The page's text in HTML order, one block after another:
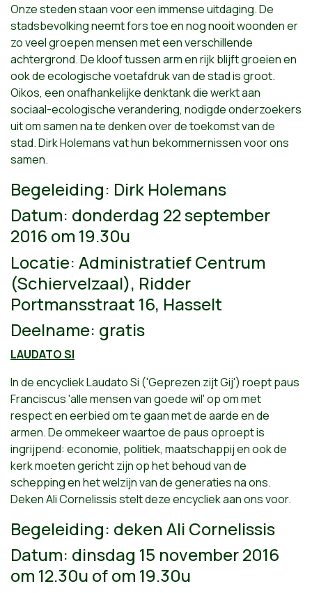
Onze steden staan voor een immense uitdaging. De
stadsbevolking neemt fors toe en nog nooit woonden er
zo veel groepen mensen met een verschillende
achtergrond. De kloof tussen arm en rijk blijft groeien en
ook de ecologische voetafdruk van de stad is groot.
Oikos, een onafhankelijke denktank die werkt aan
sociaal-ecologische verandering, nodigde onderzoekers
uit om samen na te denken over de toekomst van de
stad. Dirk Holemans vat hun bekommernissen voor ons
samen.
Begeleiding: Dirk Holemans
Datum: donderdag 22 september
2016 om 19.30u
Locatie: Administratief Centrum
(Schiervelzaal), Ridder
Portmansstraat 16, Hasselt
Deelname: gratis
LAUDATO SI
In de encycliek Laudato Si ('Geprezen zijt Gij') roept paus
Franciscus 'alle mensen van goede wil' op om met
respect en eerbied om te gaan met de aarde en de
armen. De ommekeer waartoe de paus oproept is
ingrijpend: economie, politiek, maatschappij en ook de
kerk moeten gericht zijn op het behoud van de
schepping en het welzijn van de generaties na ons.
Deken Ali Cornelissis stelt deze encycliek aan ons voor.
Begeleiding: deken Ali Cornelissis
Datum: dinsdag 15 november 2016
om 12.30u of om 19.30u